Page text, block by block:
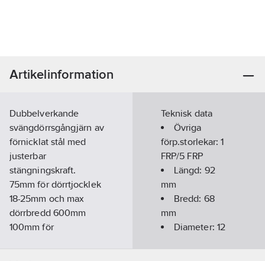
Artikelinformation
Dubbelverkande
svängdörrsgångjärn av
förnicklat stål med
justerbar
stängningskraft.
75mm för dörrtjocklek
18-25mm och max
dörrbredd 600mm
100mm för
Teknisk data
Övriga
förp.storlekar:1
FRP/5 FRP
Längd: 92
mm
Bredd: 68
mm
Diameter: 12